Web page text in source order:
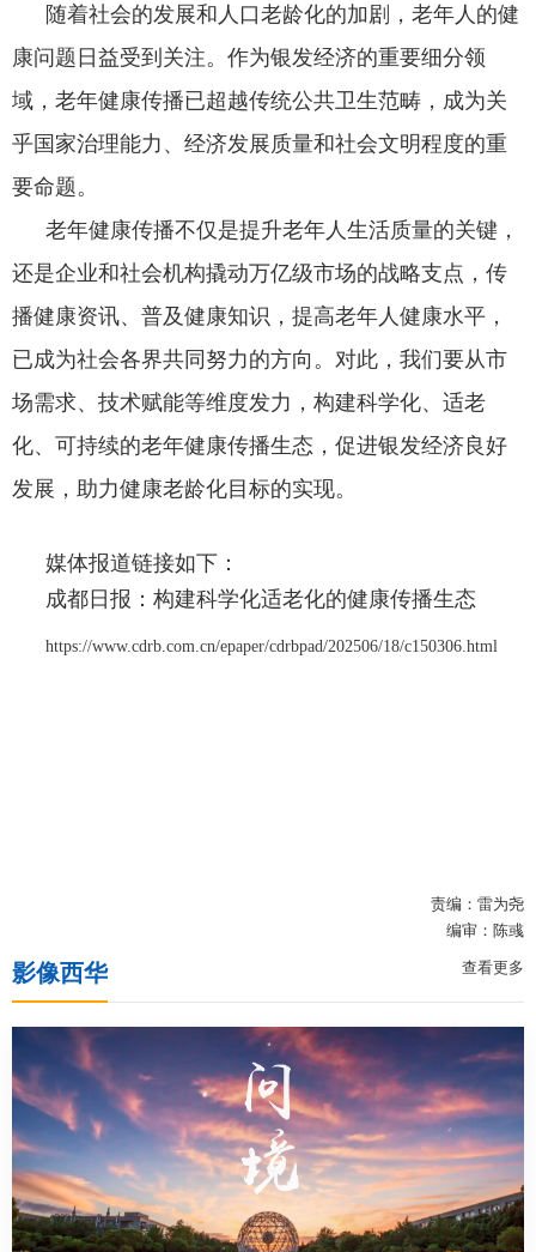
随着社会的发展和人口老龄化的加剧，老年人的健
康问题日益受到关注。作为银发经济的重要细分领
域，老年健康传播已超越传统公共卫生范畴，成为关
乎国家治理能力、经济发展质量和社会文明程度的重
要命题。
老年健康传播不仅是提升老年人生活质量的关键，
还是企业和社会机构撬动万亿级市场的战略支点，传
播健康资讯、普及健康知识，提高老年人健康水平，
已成为社会各界共同努力的方向。对此，我们要从市
场需求、技术赋能等维度发力，构建科学化、适老
化、可持续的老年健康传播生态，促进银发经济良好
发展，助力健康老龄化目标的实现。
媒体报道链接如下：
成都日报： 构建科学化适老化的健康传播生态
https://www.cdrb.com.cn/epaper/cdrbpad/202506/18/c150306.html
责编：雷为尧
编审：陈彧
影像西华 查看更多